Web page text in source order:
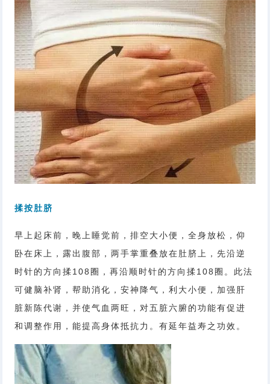
揉按肚脐
早上起床前，晚上睡觉前，排空大小便，全身放松，仰
卧在床上，露出腹部，两手掌重叠放在肚脐上，先沿逆
时针的方向揉108圈，再沿顺时针的方向揉108圈。此法
可健脑补肾，帮助消化，安神降气，利大小便，加强肝
脏新陈代谢，并使气血两旺，对五脏六腑的功能有促进
和调整作用，能提高身体抵抗力。有延年益寿之功效。